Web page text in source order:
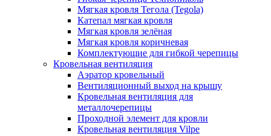
Мягкая кровля Тегола (Tegola)
Катепал мягкая кровля
Мягкая кровля зелёная
Мягкая кровля коричневая
Комплектующие для гибкой черепицы
Кровельная вентиляция
Аэратор кровельный
Вентиляционный выход на крышу
Кровельная вентиляция для
металлочерепицы
Проходной элемент для кровли
Кровельная вентиляция Vilpe